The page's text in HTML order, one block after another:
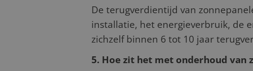
De terugverdientijd van
installatie, het energieverbruik, de
zichzelf binnen 6 tot 10 jaar
5. Hoe zit het met onderhoud van